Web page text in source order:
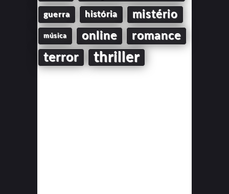
guerra história mistério
música online romance
terror thriller